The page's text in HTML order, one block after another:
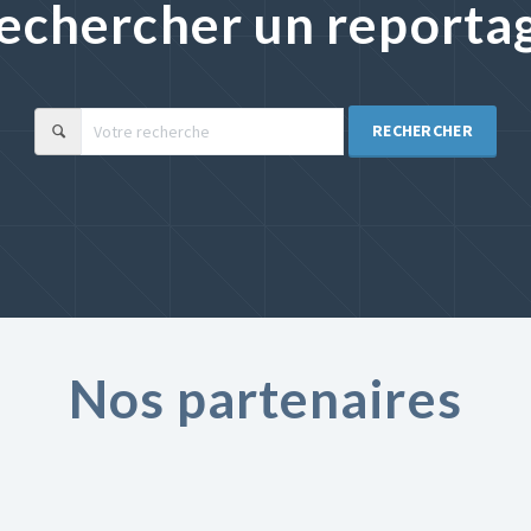
un
RECHERCHER
Nos partenaires